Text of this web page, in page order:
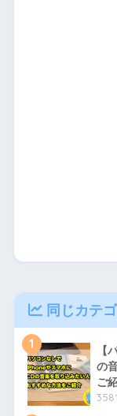
同じカテ
1
【
の
ご